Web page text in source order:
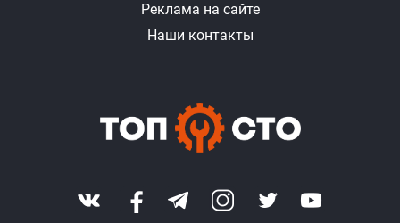
Реклама на сайте
Наши контакты